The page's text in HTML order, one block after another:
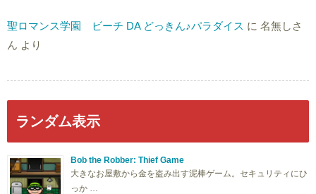
聖ロマンス学園 ビーチ DA どっきん♪パラダイス に 名無しさ
ん より
ランダム表示
Bob the Robber: Thief Game
大きなお屋敷から金を盗み出す泥棒ゲーム。セキュリティにひ
っか …